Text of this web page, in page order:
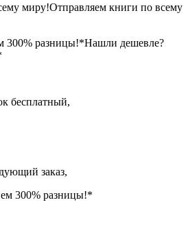
миру!Отправляем книги по всему
300% разницы!*Нашли дешевле?
бесплатный,
заказ,
300% разницы!*